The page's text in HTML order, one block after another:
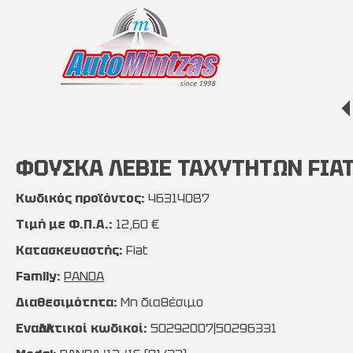
ΦΟΥΣΚΑ ΛΕΒΙΕ ΤΑΧΥΤΗΤΩΝ FIAT
Κωδικός προϊόντος: 46314087
Τιμή με Φ.Π.Α.: 12,60 €
Κατασκευαστής: Fiat
Family: PANDA
Διαθεσιμότητα: Μη διαθέσιμο
Εναλλακτικοί κωδικοί: 50292007|50296331